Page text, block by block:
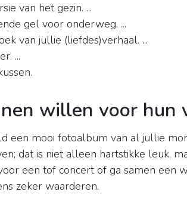
van het gezin. ...
gel voor onderweg. ...
van jullie (liefdes)verhaal. ...
...
willen voor hun
een mooi fotoalbum van al jullie
dat is niet alleen hartstikke leuk,
een tof concert of ga samen een
zeker waarderen.